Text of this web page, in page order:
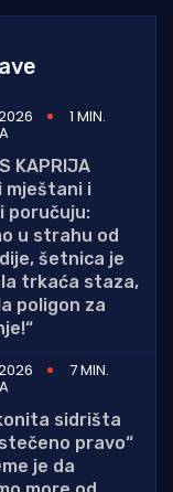
1 MIN.
KAPRIJA
mještani i
poručuju:
u strahu od
šetnica je
trkaća staza,
poligon za
7 MIN.
sidrišta
pravo“
je da